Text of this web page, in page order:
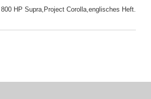
HP Supra,Project Corolla,englisches Heft.